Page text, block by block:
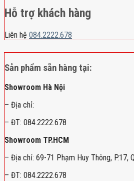
Hỗ trợ khách hàng
Liên hệ 084.2222.678
Sản phẩm sẵn hàng tại:
Showroom Hà Nội
– Địa chỉ:
– ĐT: 084.2222.678
Showroom TP.HCM
– Địa chỉ: 69-71 Phạm Huy Thông, P.17,
– ĐT: 084.2222.678